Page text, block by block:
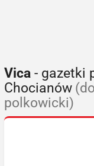
Vica - gazetki
Chocianów
polkowicki)